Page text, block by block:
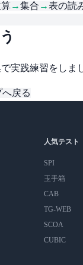
→集合 →表の読
実践練習をしま
へ戻る
人気テスト
SPI
玉手箱
CAB
TG-WEB
SCOA
CUBIC